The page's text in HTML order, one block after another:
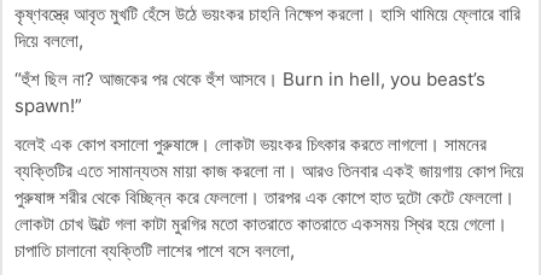
কৃষ্ণবস্ত্রে আবৃত মুখটি হেঁসে উঠে ভয়ংকর চাহনি নিক্ষেপ করলো। হাসি থামিয়ে ফ্লোরে বারি
দিয়ে বললো,
“হুঁশ ছিল না? আজকের পর থেকে হুঁশ আসবে। Burn in hell, you beast’s
spawn!”
বলেই এক কোপ বসালো পুরুষাঙ্গে। লোকটা ভয়ংকর চিৎকার করতে লাগলো। সামনের
ব্যক্তিটির এতে সামান্যতম মায়া কাজ করলো না। আরও তিনবার একই জায়গায় কোপ দিয়ে
পুরুষাঙ্গ শরীর থেকে বিচ্ছিন্ন করে ফেললো। তারপর এক কোপে হাত দুটো কেটে ফেললো।
লোকটা চোখ উল্টে গলা কাটা মুরগির মতো কাতরাতে কাতরাতে একসময় স্থির হয়ে গেলো।
চাপাতি চালানো ব্যক্তিটি লাশের পাশে বসে বললো,